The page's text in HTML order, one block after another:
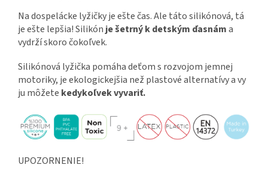
Na dospelácke lyžičky je ešte čas. Ale táto silikónová, tá
je ešte lepšia! Silikón je šetrný k detským ďasnáma
vydrží skoro čokoľvek.
Silikónová lyžička pomáha deťom s rozvojom jemnej
motoriky, je ekologickejšia než plastové alternatívy a vy
ju môžete kedykoľvek vyvariť.
UPOZORNENIE!